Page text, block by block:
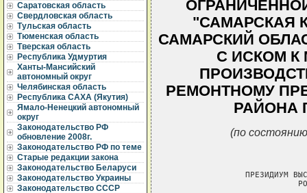
Саратовская область
Свердловская область
Тульская область
Тюменская область
Тверская область
Республика Удмуртия
Ханты-Мансийский
автономный округ
Челябинская область
Республика САХА (Якутия)
Ямало-Ненецкий автономный
округ
Законодательство РФ
обновление 2008г.
Законодательство РФ по теме
Старые редакции закона
Законодательство Беларуси
Законодательство Украины
Законодательство СССР
"САМАРСКАЯ
САМАРСКИЙ
С ИСКОМ
РЕМОНТНОМУ
РАЙОНА
(по
ПРЕЗИДИУМ